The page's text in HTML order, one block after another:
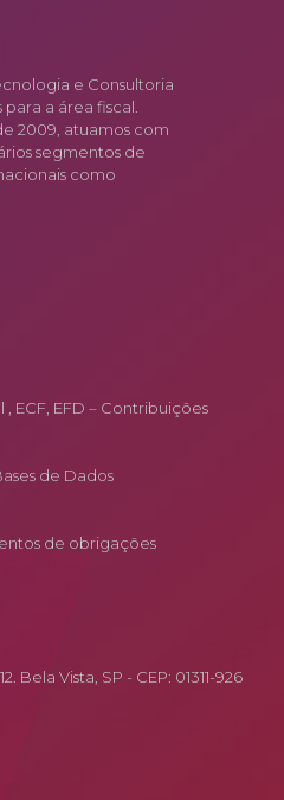
e Consultoria
a área fiscal.
2009, atuamos com
segmentos de
como
, ECF, EFD – Contribuições
de Dados
de obrigações
Bela Vista, SP - CEP: 01311-926